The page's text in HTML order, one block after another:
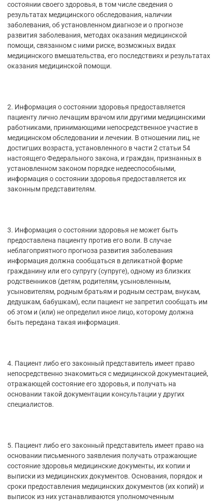
состоянии своего здоровья, в том числе сведения о
результатах медицинского обследования, наличии
заболевания, об установленном диагнозе и о прогнозе
развития заболевания, методах оказания медицинской
помощи, связанном с ними риске, возможных видах
медицинского вмешательства, его последствиях и результатах
оказания медицинской помощи.
2. Информация о состоянии здоровья предоставляется
пациенту лично лечащим врачом или другими медицинскими
работниками, принимающими непосредственное участие в
медицинском обследовании и лечении. В отношении лиц, не
достигших возраста, установленного в части 2 статьи 54
настоящего Федерального закона, и граждан, признанных в
установленном законом порядке недееспособными,
информация о состоянии здоровья предоставляется их
законным представителям.
3. Информация о состоянии здоровья не может быть
предоставлена пациенту против его воли. В случае
неблагоприятного прогноза развития заболевания
информация должна сообщаться в деликатной форме
гражданину или его супругу (супруге), одному из близких
родственников (детям, родителям, усыновленным,
усыновителям, родным братьям и родным сестрам, внукам,
дедушкам, бабушкам), если пациент не запретил сообщать им
об этом и (или) не определил иное лицо, которому должна
быть передана такая информация.
4. Пациент либо его законный представитель имеет право
непосредственно знакомиться с медицинской документацией,
отражающей состояние его здоровья, и получать на
основании такой документации консультации у других
специалистов.
5. Пациент либо его законный представитель имеет право на
основании письменного заявления получать отражающие
состояние здоровья медицинские документы, их копии и
выписки из медицинских документов. Основания, порядок и
сроки предоставления медицинских документов (их копий) и
выписок из них устанавливаются уполномоченным